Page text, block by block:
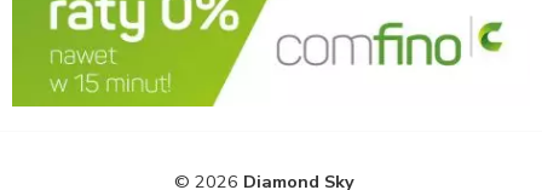
© 2026 Diamond Sky